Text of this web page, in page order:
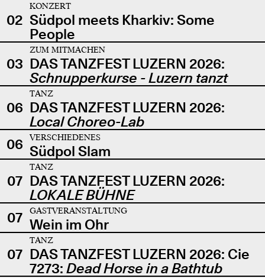
02
KONZERT
Südpol meets Kharkiv: Some
People
03
ZUM MITMACHEN
DAS TANZFEST LUZERN 2026:
Schnupperkurse - Luzern tanzt
06
TANZ
DAS TANZFEST LUZERN 2026:
Local Choreo-Lab
06
VERSCHIEDENES
Südpol Slam
07
TANZ
DAS TANZFEST LUZERN 2026:
LOKALE BÜHNE
07
GASTVERANSTALTUNG
Wein im Ohr
07
TANZ
DAS TANZFEST LUZERN 2026: Cie
7273: Dead Horse in a Bathtub